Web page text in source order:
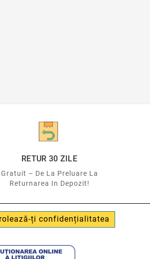
RETUR 30 ZILE
Gratuit – De La Preluare La
Returnarea In Depozit!
ți confidențialitatea